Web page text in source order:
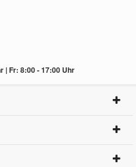
| Fr: 8:00 - 17:00 Uhr